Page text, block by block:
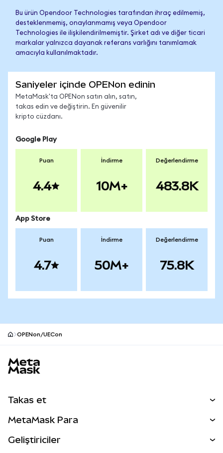
Bu ürün Opendoor Technologies tarafından ihraç edilmemiş,
desteklenmemiş, onaylanmamış veya Opendoor
Technologies ile ilişkilendirilmemiştir. Şirket adı ve diğer ticari
markalar yalnızca dayanak referans varlığını tanımlamak
amacıyla kullanılmaktadır.
Saniyeler içinde OPENon edinin
MetaMask'ta OPENon satın alın, satın,
takas edin ve değiştirin. En güvenilir
kripto cüzdanı.
Google Play
Puan
4.4
İndirme
10M+
Değerlendirme
483.8K
App Store
Puan
4.7
İndirme
50M+
Değerlendirme
75.8K
OPENon/UECon
Takas et
Perps
MetaMask Para
Geliştiriciler